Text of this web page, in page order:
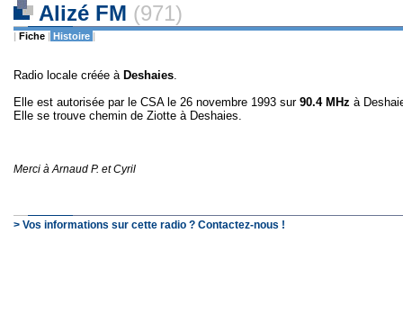
Alizé FM (971)
| Fiche | Histoire |
Radio locale créée à Deshaies.
Elle est autorisée par le CSA le 26 novembre 1993 sur 90.4 MHz à
Elle se trouve chemin de Ziotte à Deshaies.
Merci à Arnaud P. et Cyril
> Vos informations sur cette radio ? Contactez-nous !